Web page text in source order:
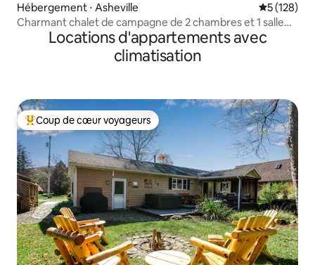
Hébergement ⋅ Asheville Évaluation
5 (128)
Charmant chalet de campagne de 2 chambres et 1 salle
de bain sur 5 acres
Locations d'appartements avec
climatisation
Coups de cœur voyageurs les plus appréciés
Coup de cœur voyageurs